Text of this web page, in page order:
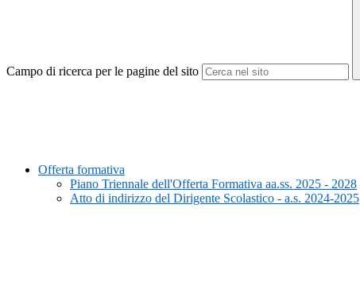
Campo di ricerca per le pagine del sito
Offerta formativa
Piano Triennale dell'Offerta Formativa aa.ss. 2025 - 2028
Atto di indirizzo del Dirigente Scolastico - a.s. 2024-2025